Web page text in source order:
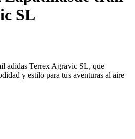
SL
adidas Terrex Agravic SL, que
y estilo para tus aventuras al aire